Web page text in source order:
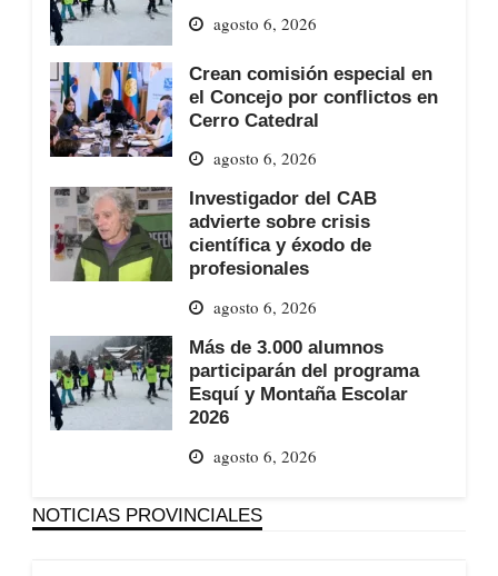
agosto 6, 2026
Crean comisión especial en
el Concejo por conflictos en
Cerro Catedral
agosto 6, 2026
Investigador del CAB
advierte sobre crisis
científica y éxodo de
profesionales
agosto 6, 2026
Más de 3.000 alumnos
participarán del programa
Esquí y Montaña Escolar
2026
agosto 6, 2026
NOTICIAS PROVINCIALES